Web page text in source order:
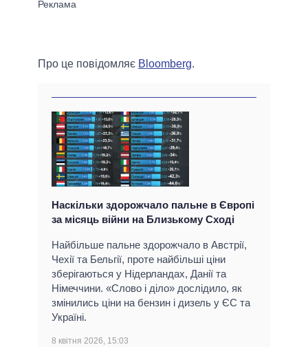
Про це повідомляє Bloomberg.
Наскільки здорожчало пальне в Європі
за місяць війни на Близькому Сході
Найбільше пальне здорожчало в Австрії,
Чехії та Бельгії, проте найбільші ціни
зберігаються у Нідерландах, Данії та
Німеччини. «Слово і діло» дослідило, як
змінились ціни на бензин і дизель у ЄС та
Україні.
8 квітня 2026, 15:03